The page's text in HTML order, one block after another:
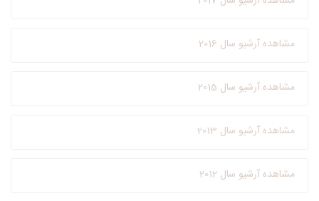
مشاهده آرشیو سال 2016
مشاهده آرشیو سال 2015
مشاهده آرشیو سال 2013
مشاهده آرشیو سال 2012